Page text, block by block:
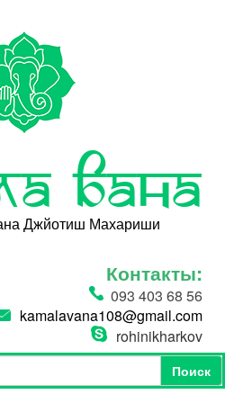
Вана
Джйотиш Махариши
Контакты:
093 403 68 56
kamalavana108@gmail.com
rohinikharkov
Поиск